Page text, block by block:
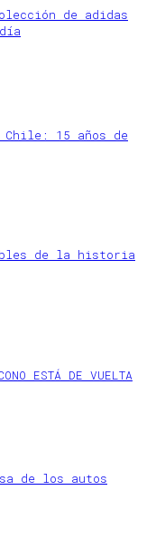
de adidas
Chile: 15 años de
de la historia
ESTÁ DE VUELTA
de los autos